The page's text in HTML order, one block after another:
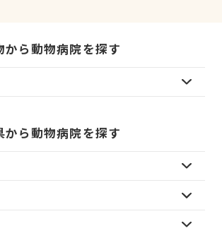
から動物病院を探す
から動物病院を探す